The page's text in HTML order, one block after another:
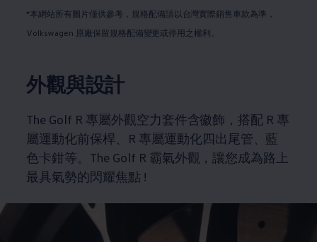
*本網站所有圖片僅供參考，規格配備請以台灣實際銷售車款為準 ，
Volkswagen 原廠保留規格配備變更或停用之權利。
外觀與設計
The Golf R 專屬外觀空力套件含徽飾，搭配 R 專
屬運動化前保桿、R 專屬運動化四出尾管、藍
色卡鉗等。The Golf R 霸氣外觀，讓您成為路上
最具氣勢的閃耀焦點 !